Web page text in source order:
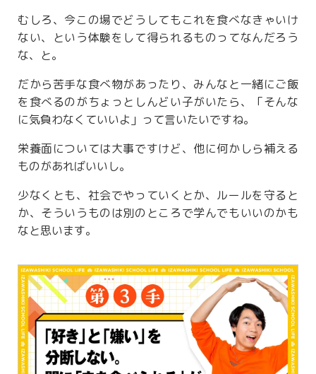
むしろ、今この場でどうしてもこれを食べなきゃいけ
ない、という体験をして得られるものってなんだろう
な、と。
だから苦手な食べ物があったり、みんなと一緒にご飯
を食べるのがちょっとしんどい子がいたら、「そんな
に気負わなくていいよ」って言いたいですね。
栄養面については大事ですけど、他に何かしら補える
ものがあればいいし。
少なくとも、社会でやっていくとか、ルールを守ると
か、そういうものは別のところで学んでもいいのかも
なと思います。